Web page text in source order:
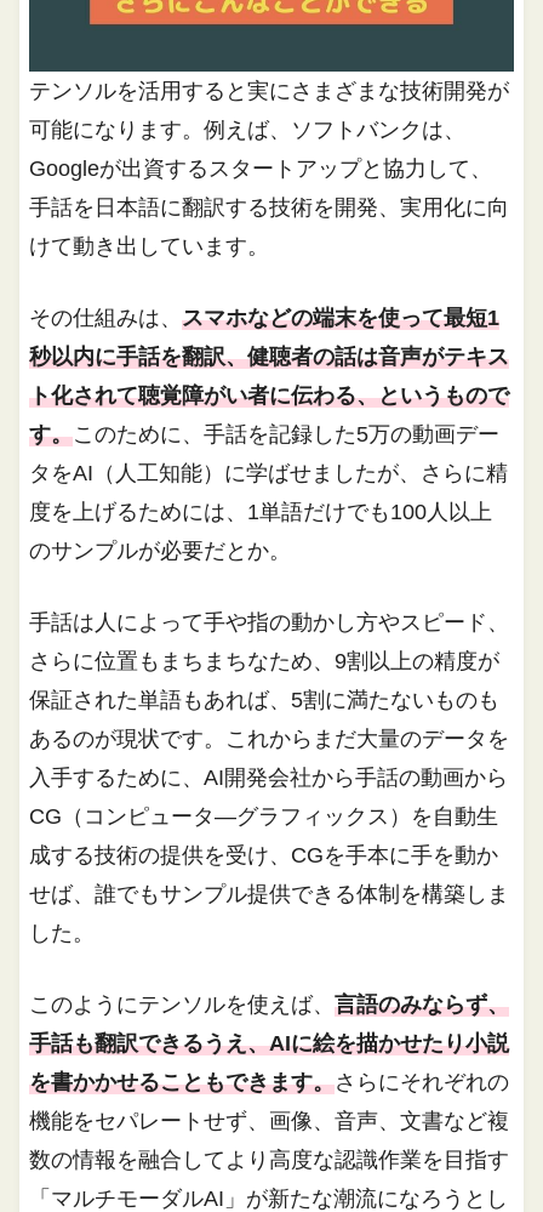
テンソルを活用すると実にさまざまな技術開発が
可能になります。例えば、ソフトバンクは、
Googleが出資するスタートアップと協力して、
手話を日本語に翻訳する技術を開発、実用化に向
けて動き出しています。
その仕組みは、スマホなどの端末を使って最短1
秒以内に手話を翻訳、健聴者の話は音声がテキス
ト化されて聴覚障がい者に伝わる、というもので
す。このために、手話を記録した5万の動画デー
タをAI（人工知能）に学ばせましたが、さらに精
度を上げるためには、1単語だけでも100人以上
のサンプルが必要だとか。
手話は人によって手や指の動かし方やスピード、
さらに位置もまちまちなため、9割以上の精度が
保証された単語もあれば、5割に満たないものも
あるのが現状です。これからまだ大量のデータを
入手するために、AI開発会社から手話の動画から
CG（コンピュータ―グラフィックス）を自動生
成する技術の提供を受け、CGを手本に手を動か
せば、誰でもサンプル提供できる体制を構築しま
した。
このようにテンソルを使えば、言語のみならず、
手話も翻訳できるうえ、AIに絵を描かせたり小説
を書かかせることもできます。さらにそれぞれの
機能をセパレートせず、画像、音声、文書など複
数の情報を融合してより高度な認識作業を目指す
「マルチモーダルAI」が新たな潮流になろうとし